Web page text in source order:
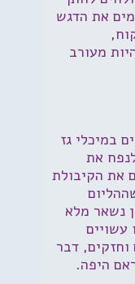
את הדגש
מעורב
במיכלי גז
את
את הקיבולת
נשאר מלא
עשויים
וחזקים, דבר
היפה.